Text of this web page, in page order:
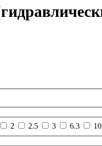
2 2.5 3 6.3 10